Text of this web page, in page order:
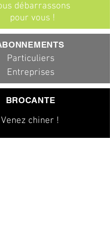
débarrassons
pour vous !
Particuliers
Entreprises
BROCANTE
Venez chiner !